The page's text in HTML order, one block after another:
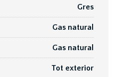
Gres
Gas natural
Gas natural
Tot exterior